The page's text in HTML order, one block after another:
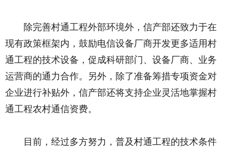
除完善村通工程外部环境外，信产部还致力于在
现有政策框架内，鼓励电信设备厂商开发更多适用村
通工程的技术设备，促成科研部门、设备厂商、业务
运营商的通力合作。另外，除了准备筹措专项资金对
企业进行补贴外，信产部还将支持企业灵活地掌握村
通工程农村通信资费。
目前，经过多方努力，普及村通工程的技术条件